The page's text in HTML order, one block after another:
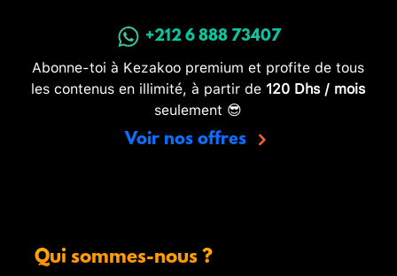
+212 6 888 73407
Abonne-toi à Kezakoo premium et profite de tous
les contenus en illimité, à partir de 120 Dhs / mois
seulement 😎
Voir nos offres
Qui sommes-nous ?